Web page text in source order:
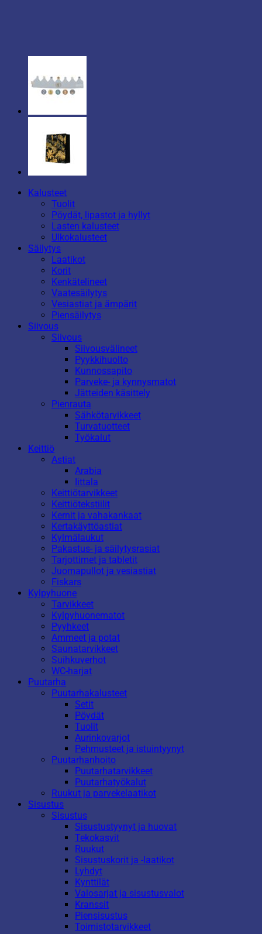
Kalusteet
Tuolit
Pöydät, lipastot ja hyllyt
Lasten kalusteet
Ulkokalusteet
Säilytys
Laatikot
Korit
Kenkätelineet
Vaatesäilytys
Vesiastiat ja ämpärit
Piensäilytys
Siivous
Siivous
Siivousvälineet
Pyykkihuolto
Kunnossapito
Parveke- ja kynnysmatot
Jätteiden käsittely
Pienrauta
Sähkötarvikkeet
Turvatuotteet
Työkalut
Keittiö
Astiat
Arabia
Iittala
Keittiötarvikkeet
Keittiötekstiilit
Kernit ja vahakankaat
Kertakäyttöastiat
Kylmälaukut
Pakastus- ja säilytysrasiat
Tarjottimet ja tabletit
Juomapullot ja vesiastiat
Fiskars
Kylpyhuone
Tarvikkeet
Kylpyhuonematot
Pyyhkeet
Ammeet ja potat
Saunatarvikkeet
Suihkuverhot
WC-harjat
Puutarha
Puutarhakalusteet
Setit
Pöydät
Tuolit
Aurinkovarjot
Pehmusteet ja istuintyynyt
Puutarhanhoito
Puutarhatarvikkeet
Puutarhatyökalut
Ruukut ja parvekelaatikot
Sisustus
Sisustus
Sisustustyynyt ja huovat
Tekokasvit
Ruukut
Sisustuskorit ja -laatikot
Lyhdyt
Kynttilät
Valosarjat ja sisustusvalot
Kranssit
Piensisustus
Toimistotarvikkeet